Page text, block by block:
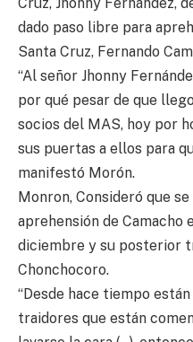
dado paso libre para
Santa Cruz, Fernando
“Al señor Jhonny
por qué pesar de que
socios del MAS, hoy por
sus puertas a ellos para
manifestó Morón.
Monron, Consideró que
aprehensión de Camacho
diciembre y su posterior
Chonchocoro.
“Desde hace tiempo
traidores que están